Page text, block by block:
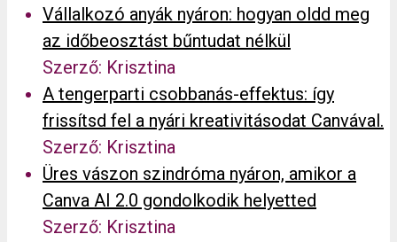
Vállalkozó anyák nyáron: hogyan oldd meg
az időbeosztást bűntudat nélkül
Szerző: Krisztina
A tengerparti csobbanás-effektus: így
frissítsd fel a nyári kreativitásodat Canvával.
Szerző: Krisztina
Üres vászon szindróma nyáron, amikor a
Canva AI 2.0 gondolkodik helyetted
Szerző: Krisztina